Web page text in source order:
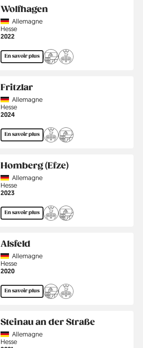
Wolfhagen
CountryAllemagne
Région
Hesse
Année
2022
En savoir plus
Fritzlar
CountryAllemagne
Région
Hesse
Année
2024
En savoir plus
Homberg (Efze)
CountryAllemagne
Région
Hesse
Année
2023
En savoir plus
Alsfeld
CountryAllemagne
Région
Hesse
Année
2020
En savoir plus
Steinau an der Straße
CountryAllemagne
Région
Hesse